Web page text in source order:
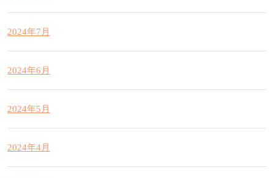
2024年7月
2024年6月
2024年5月
2024年4月